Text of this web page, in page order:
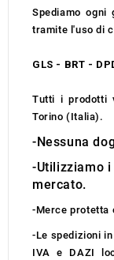
Spediamo
tramite l'uso di
GLS - BRT -
Tutti i prodotti
Torino (Italia).
-Nessuna
-Utilizziamo
mercato.
-Merce protetta
-Le spedizioni
IVA e DAZI